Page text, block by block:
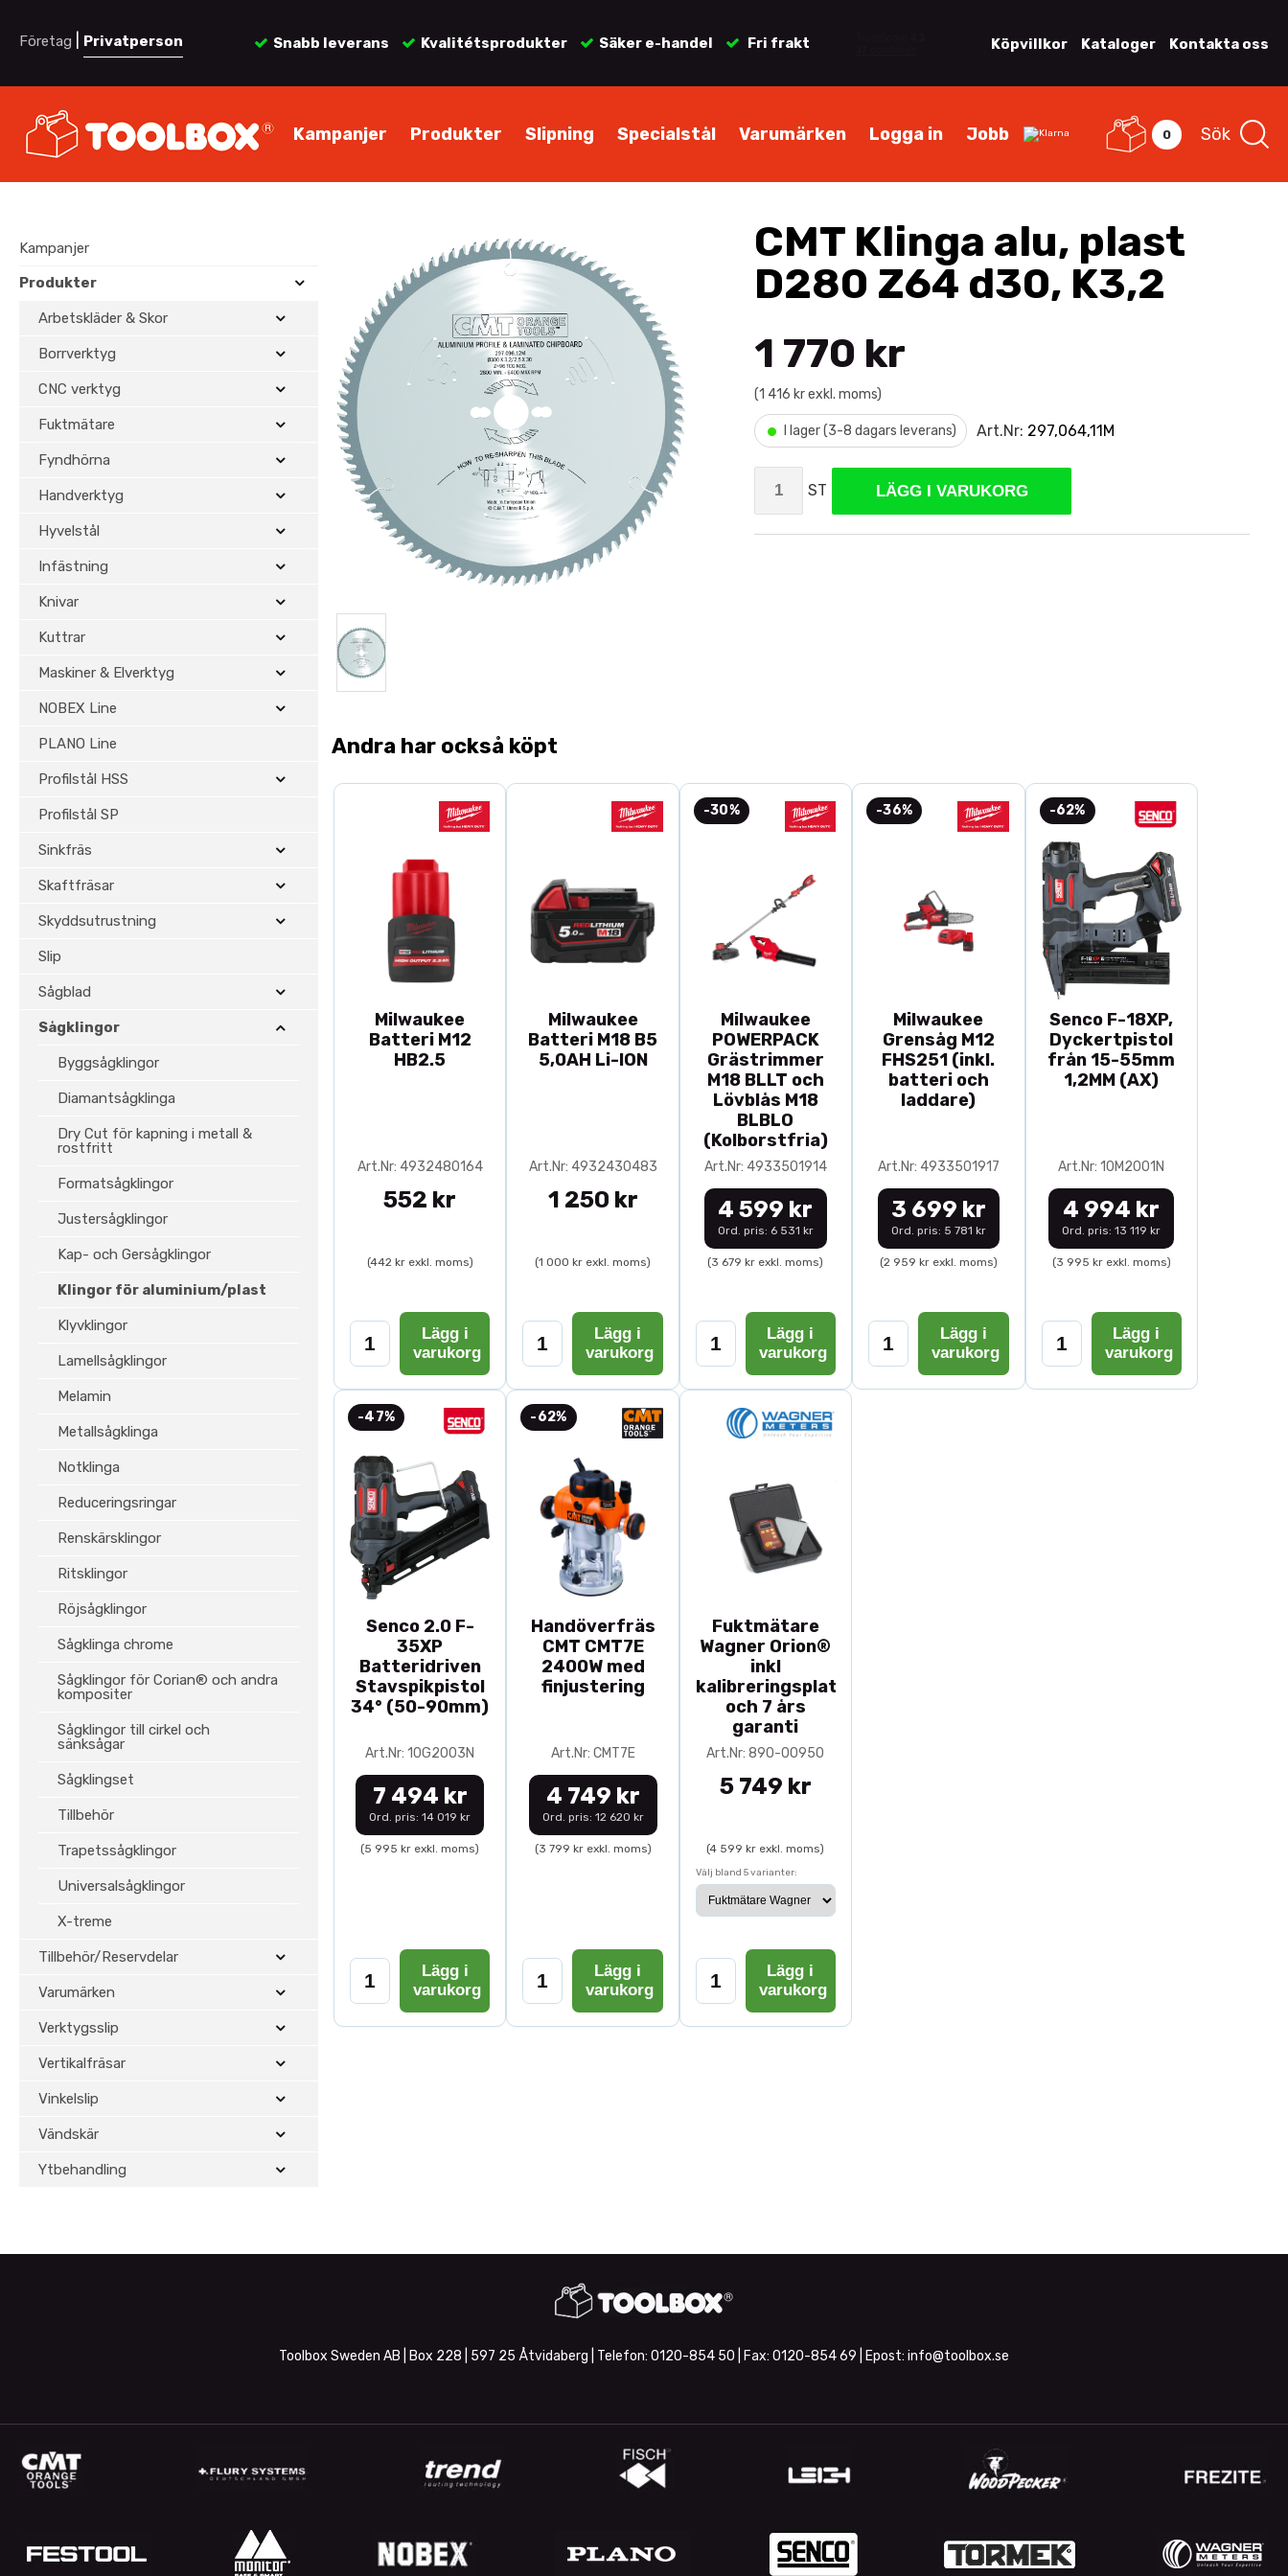
Företag Privatperson Snabb leverans Kvalitétsprodukter Säker e-handel Fri frakt Köpvillkor Kataloger Kontakta oss
Kampanjer Produkter Slipning Specialstål Varumärken Logga in Jobb 0 Sök
Kampanjer
Produkter
Arbetskläder & Skor
Borrverktyg
CNC verktyg
Fuktmätare
Fyndhörna
Handverktyg
Hyvelstål
Infästning
Knivar
Kuttrar
Maskiner & Elverktyg
NOBEX Line
PLANO Line
Profilstål HSS
Profilstål SP
Sinkfräs
Skaftfräsar
Skyddsutrustning
Slip
Sågblad
Sågklingor
Byggsågklingor
Diamantsågklinga
Dry Cut för kapning i metall &
rostfritt
Formatsågklingor
Justersågklingor
Kap- och Gersågklingor
Klingor för aluminium/plast
Klyvklingor
Lamellsågklingor
Melamin
Metallsågklinga
Notklinga
Reduceringsringar
Renskärsklingor
Ritsklingor
Röjsågklingor
Sågklinga chrome
Sågklingor för Corian® och andra
kompositer
Sågklingor till cirkel och
sänksågar
Sågklingset
Tillbehör
Trapetssågklingor
Universalsågklingor
X-treme
Tillbehör/Reservdelar
Varumärken
Verktygsslip
Vertikalfräsar
Vinkelslip
Vändskär
Ytbehandling
CMT Klinga alu, plast
D280 Z64 d30, K3,2
1 770 kr
(1 416 kr exkl. moms)
• I lager (3-8 dagars leverans) Art.Nr: 297,064,11M
ST LÄGG I VARUKORG
Andra har också köpt
Milwaukee
Batteri M12
HB2.5
Art.Nr: 4932480164
552 kr
(442 kr exkl. moms)
Lägg i
varukorg
Milwaukee
Batteri M18 B5
5,0AH Li-ION
Art.Nr: 4932430483
1 250 kr
(1 000 kr exkl. moms)
Lägg i
varukorg
-30%
Milwaukee
POWERPACK
Grästrimmer
M18 BLLT och
Lövblås M18
BLBLO
(Kolborstfria)
Art.Nr: 4933501914
4 599 kr
Ord. pris: 6 531 kr
(3 679 kr exkl. moms)
Lägg i
varukorg
-36%
Milwaukee
Grensåg M12
FHS251 (inkl.
batteri och
laddare)
Art.Nr: 4933501917
3 699 kr
Ord. pris: 5 781 kr
(2 959 kr exkl. moms)
Lägg i
varukorg
-62%
Senco F-18XP,
Dyckertpistol
från 15-55mm
1,2MM (AX)
Art.Nr: 10M2001N
4 994 kr
Ord. pris: 13 119 kr
(3 995 kr exkl. moms)
Lägg i
varukorg
-47%
Senco 2.0 F-
35XP
Batteridriven
Stavspikpistol
34° (50-90mm)
Art.Nr: 10G2003N
7 494 kr
Ord. pris: 14 019 kr
(5 995 kr exkl. moms)
Lägg i
varukorg
-62%
Handöverfräs
CMT CMT7E
2400W med
finjustering
Art.Nr: CMT7E
4 749 kr
Ord. pris: 12 620 kr
(3 799 kr exkl. moms)
Lägg i
varukorg
Fuktmätare
Wagner Orion®
inkl
kalibreringsplatta
och 7 års
garanti
Art.Nr: 890-00950
5 749 kr
(4 599 kr exkl. moms)
Välj bland 5 varianter:
Lägg i
varukorg
Toolbox Sweden AB | Box 228 | 597 25 Åtvidaberg | Telefon: 0120-854 50 | Fax: 0120-854 69 | Epost: info@toolbox.se